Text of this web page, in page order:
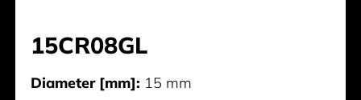
15CR08GL
Diameter [mm]: 15 mm